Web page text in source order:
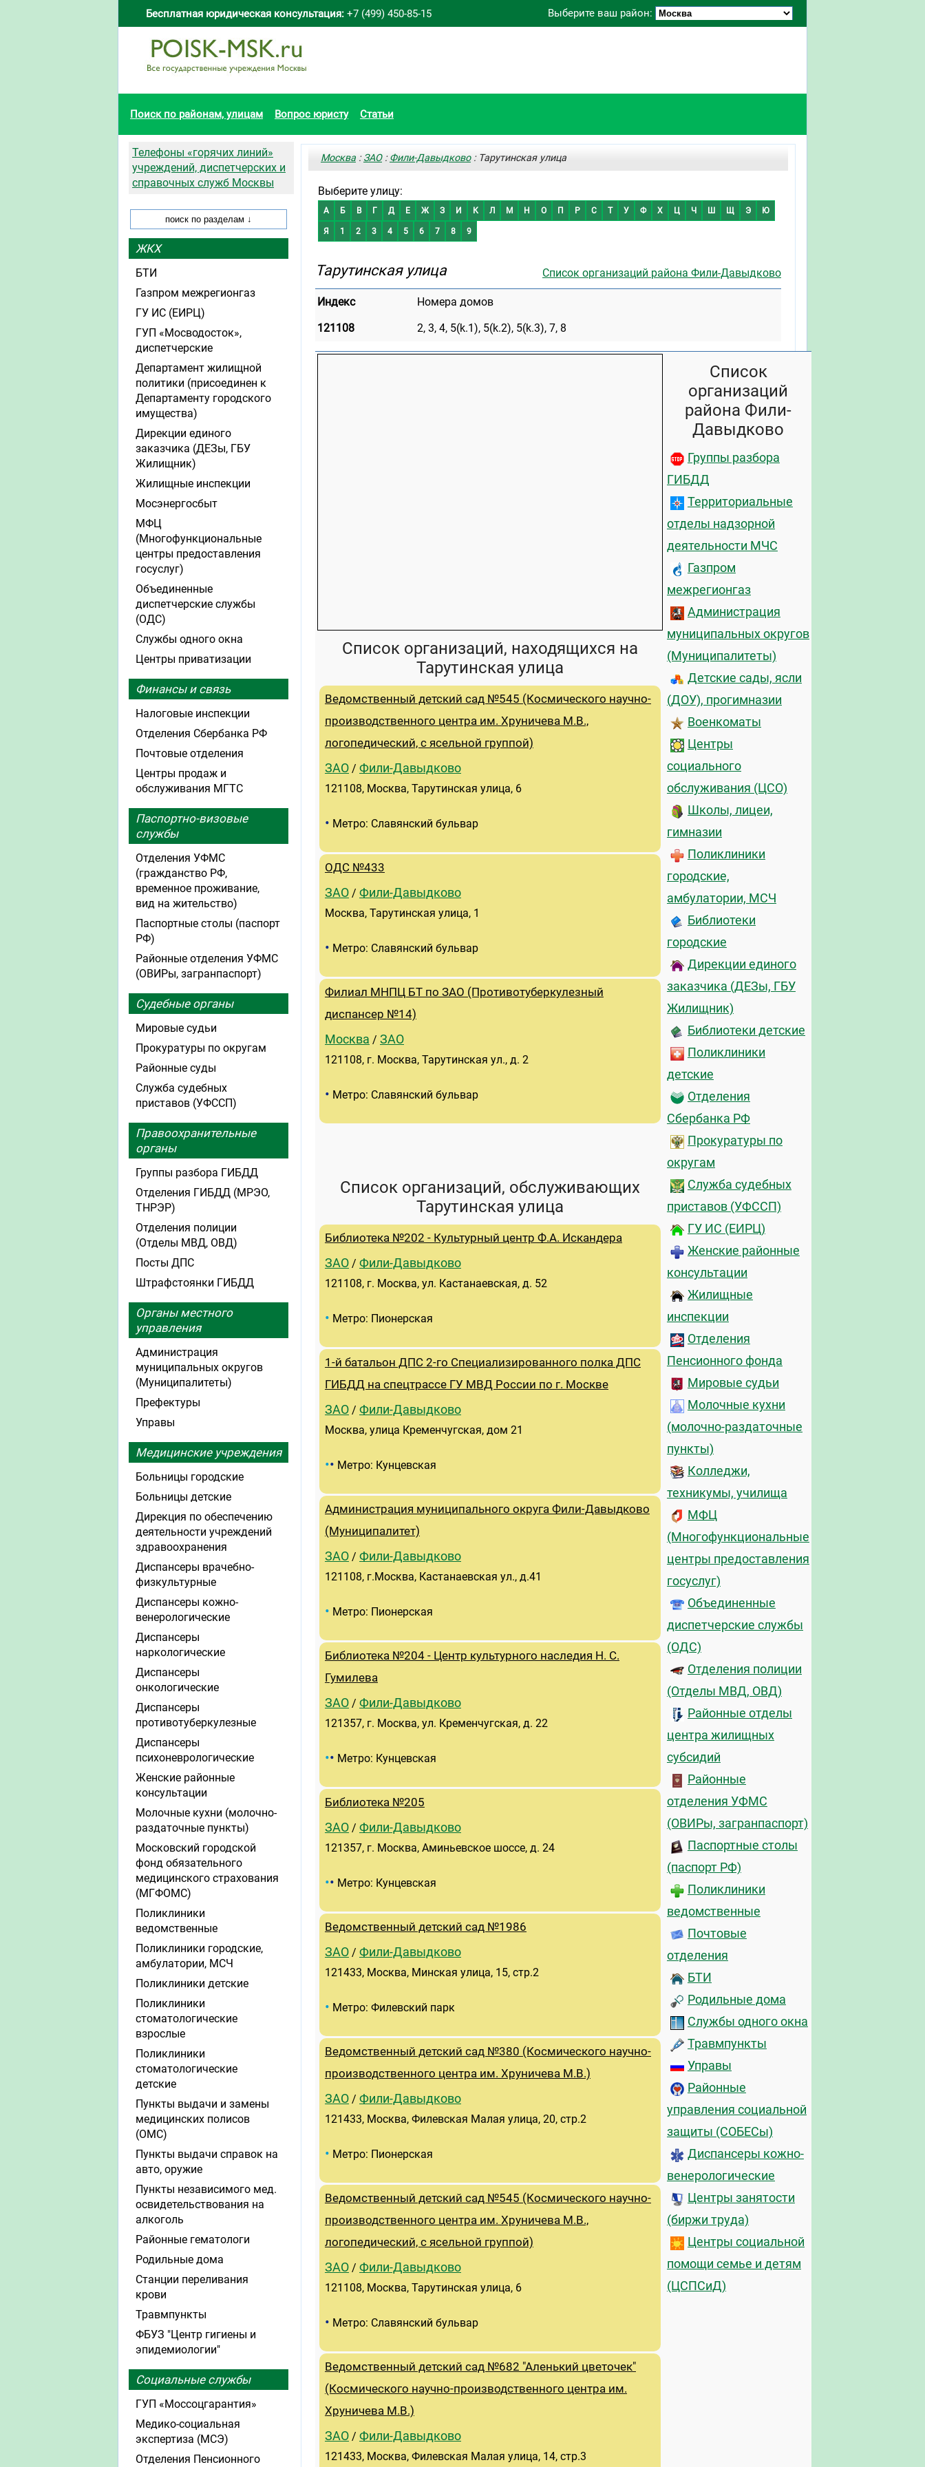
Выберите ваш район:
Бесплатная юридическая консультация: +7 (499) 450-85-15
Поиск по районам, улицам Вопрос юристу Статьи
Москва :ЗАО:Фили-Давыдково: Тарутинская улица
Выберите улицу:
А Б В Г Д Е Ж З И К Л М Н О П Р С Т У Ф Х Ц Ч Ш Щ Э Ю
Я 1 2 3 4 5 6 7 8 9
Список организаций района Фили-Давыдково
Тарутинская улица
Индекс
Номера домов
121108
2, 3, 4, 5(k.1), 5(k.2), 5(k.3), 7, 8
Список организаций, находящихся на
Тарутинская улица
Ведомственный детский сад №545 (Космического научно-
производственного центра им. Хруничева М.В.,
логопедический, с ясельной группой)
ЗАО / Фили-Давыдково
121108, Москва, Тарутинская улица, 6
• Метро: Славянский бульвар
ОДС №433
ЗАО / Фили-Давыдково
Москва, Тарутинская улица, 1
• Метро: Славянский бульвар
Филиал МНПЦ БТ по ЗАО (Противотуберкулезный
диспансер №14)
Москва / ЗАО
121108, г. Москва, Тарутинская ул., д. 2
• Метро: Славянский бульвар
Список организаций, обслуживающих
Тарутинская улица
Библиотека №202 - Культурный центр Ф.А. Искандера
ЗАО / Фили-Давыдково
121108, г. Москва, ул. Кастанаевская, д. 52
• Метро: Пионерская
1-й батальон ДПС 2-го Специализированного полка ДПС
ГИБДД на спецтрассе ГУ МВД России по г. Москве
ЗАО / Фили-Давыдково
Москва, улица Кременчугская, дом 21
•• Метро: Кунцевская
Администрация муниципального округа Фили-Давыдково
(Муниципалитет)
ЗАО / Фили-Давыдково
121108, г.Москва, Кастанаевская ул., д.41
• Метро: Пионерская
Библиотека №204 - Центр культурного наследия Н. С.
Гумилева
ЗАО / Фили-Давыдково
121357, г. Москва, ул. Кременчугская, д. 22
•• Метро: Кунцевская
Библиотека №205
ЗАО / Фили-Давыдково
121357, г. Москва, Аминьевское шоссе, д. 24
•• Метро: Кунцевская
Ведомственный детский сад №1986
ЗАО / Фили-Давыдково
121433, Москва, Минская улица, 15, стр.2
• Метро: Филевский парк
Ведомственный детский сад №380 (Космического научно-
производственного центра им. Хруничева М.В.)
ЗАО / Фили-Давыдково
121433, Москва, Филевская Малая улица, 20, стр.2
• Метро: Пионерская
Ведомственный детский сад №545 (Космического научно-
производственного центра им. Хруничева М.В.,
логопедический, с ясельной группой)
ЗАО / Фили-Давыдково
121108, Москва, Тарутинская улица, 6
• Метро: Славянский бульвар
Ведомственный детский сад №682 "Аленький цветочек"
(Космического научно-производственного центра им.
Хруничева М.В.)
ЗАО / Фили-Давыдково
121433, Москва, Филевская Малая улица, 14, стр.3
Список
организаций
района Фили-
Давыдково
Группы разбора
ГИБДД
Территориальные
отделы надзорной
деятельности МЧС
Газпром
межрегионгаз
Администрация
муниципальных округов
(Муниципалитеты)
Детские сады, ясли
(ДОУ), прогимназии
Военкоматы
Центры
социального
обслуживания (ЦСО)
Школы, лицеи,
гимназии
Поликлиники
городские,
амбулатории, МСЧ
Библиотеки
городские
Дирекции единого
заказчика (ДЕЗы, ГБУ
Жилищник)
Библиотеки детские
Поликлиники
детские
Отделения
Сбербанка РФ
Прокуратуры по
округам
Служба судебных
приставов (УФССП)
ГУ ИС (ЕИРЦ)
Женские районные
консультации
Жилищные
инспекции
Отделения
Пенсионного фонда
Мировые судьи
Молочные кухни
(молочно-раздаточные
пункты)
Колледжи,
техникумы, училища
МФЦ
(Многофункциональные
центры предоставления
госуслуг)
Объединенные
диспетчерские службы
(ОДС)
Отделения полиции
(Отделы МВД, ОВД)
Районные отделы
центра жилищных
субсидий
Районные
отделения УФМС
(ОВИРы, загранпаспорт)
Паспортные столы
(паспорт РФ)
Поликлиники
ведомственные
Почтовые
отделения
БТИ
Родильные дома
Службы одного окна
Травмпункты
Управы
Районные
управления социальной
защиты (СОБЕСы)
Диспансеры кожно-
венерологические
Центры занятости
(биржи труда)
Центры социальной
помощи семье и детям
(ЦСПСиД)
Телефоны «горячих линий»
учреждений, диспетчерских и
справочных служб Москвы
ЖКХ
БТИ
Газпром межрегионгаз
ГУ ИС (ЕИРЦ)
ГУП «Мосводосток»,
диспетчерские
Департамент жилищной
политики (присоединен к
Департаменту городского
имущества)
Дирекции единого
заказчика (ДЕЗы, ГБУ
Жилищник)
Жилищные инспекции
Мосэнергосбыт
МФЦ
(Многофункциональные
центры предоставления
госуслуг)
Объединенные
диспетчерские службы
(ОДС)
Службы одного окна
Центры приватизации
Финансы и связь
Налоговые инспекции
Отделения Сбербанка РФ
Почтовые отделения
Центры продаж и
обслуживания МГТС
Паспортно-визовые
службы
Отделения УФМС
(гражданство РФ,
временное проживание,
вид на жительство)
Паспортные столы (паспорт
РФ)
Районные отделения УФМС
(ОВИРы, загранпаспорт)
Судебные органы
Мировые судьи
Прокуратуры по округам
Районные суды
Служба судебных
приставов (УФССП)
Правоохранительные
органы
Группы разбора ГИБДД
Отделения ГИБДД (МРЭО,
ТНРЭР)
Отделения полиции
(Отделы МВД, ОВД)
Посты ДПС
Штрафстоянки ГИБДД
Органы местного
управления
Администрация
муниципальных округов
(Муниципалитеты)
Префектуры
Управы
Медицинские учреждения
Больницы городские
Больницы детские
Дирекция по обеспечению
деятельности учреждений
здравоохранения
Диспансеры врачебно-
физкультурные
Диспансеры кожно-
венерологические
Диспансеры
наркологические
Диспансеры
онкологические
Диспансеры
противотуберкулезные
Диспансеры
психоневрологические
Женские районные
консультации
Молочные кухни (молочно-
раздаточные пункты)
Московский городской
фонд обязательного
медицинского страхования
(МГФОМС)
Поликлиники
ведомственные
Поликлиники городские,
амбулатории, МСЧ
Поликлиники детские
Поликлиники
стоматологические
взрослые
Поликлиники
стоматологические
детские
Пункты выдачи и замены
медицинских полисов
(ОМС)
Пункты выдачи справок на
авто, оружие
Пункты независимого мед.
освидетельствования на
алкоголь
Районные гематологи
Родильные дома
Станции переливания
крови
Травмпункты
ФБУЗ "Центр гигиены и
эпидемиологии"
Социальные службы
ГУП «Моссоцгарантия»
Медико-социальная
экспертиза (МСЭ)
Отделения Пенсионного